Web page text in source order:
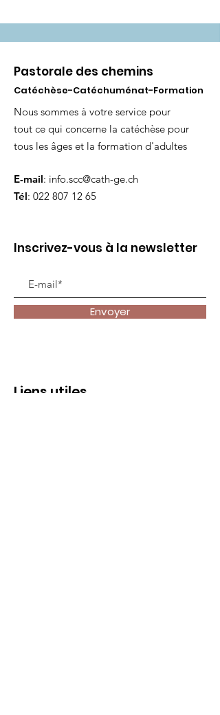
Pastorale des chemins
Catéchèse-Catéchuménat-Formation
Nous sommes à votre service pour
tout ce qui concerne la catéchèse pour
tous les âges et la formation d'adultes
E-mail: info.scc@cath-ge.ch
Tél: 022 807 12 65
Inscrivez-vous à la newsletter
Envoyer
Liens utiles